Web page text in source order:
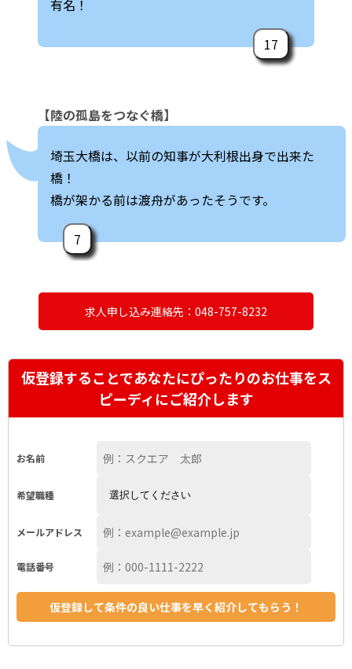
有名！
17
【陸の孤島をつなぐ橋】
埼玉大橋は、以前の知事が大利根出身で出来た
橋！
橋が架かる前は渡舟があったそうです。
7
求人申し込み連絡先：048-757-8232
仮登録することであなたにぴったりのお仕事をス
ピーディにご紹介します
お名前
希望職種
メールアドレス
電話番号